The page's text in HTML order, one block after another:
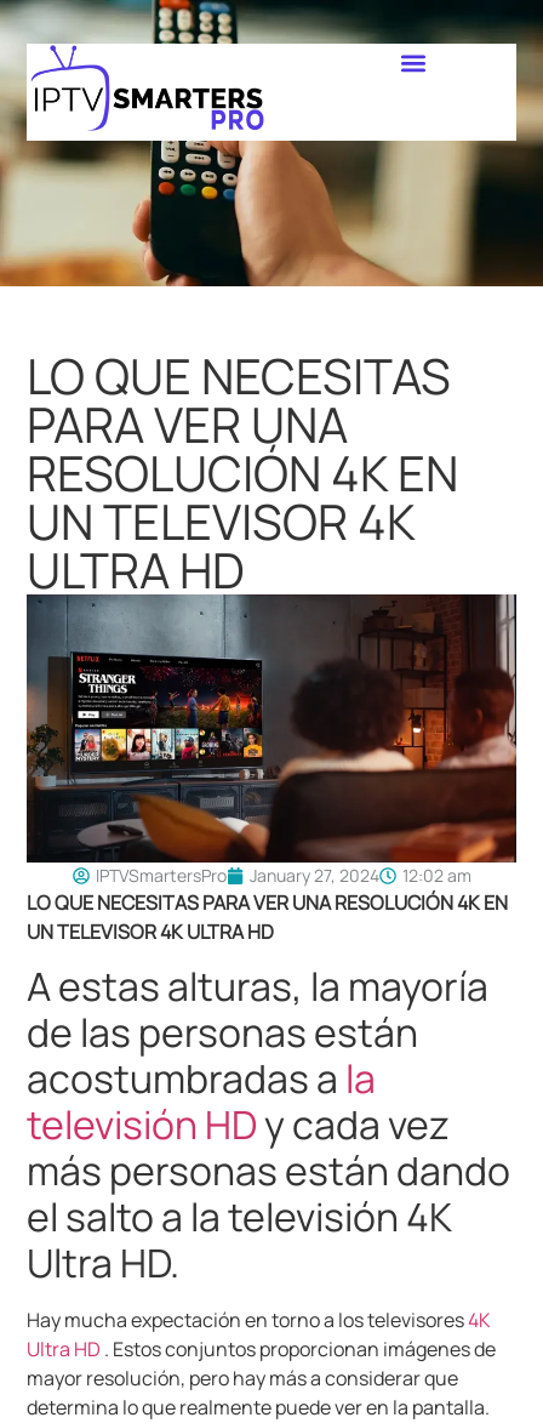
LO QUE NECESITAS
PARA VER UNA
RESOLUCIÓN 4K EN
UN TELEVISOR 4K
ULTRA HD
IPTVSmartersPro January 27, 2024 12:02 am
LO QUE NECESITAS PARA VER UNA RESOLUCIÓN 4K EN
UN TELEVISOR 4K ULTRA HD
A estas alturas, la mayoría
de las personas están
acostumbradas a la
televisión HDy cada vez
más personas están dando
el salto a la televisión 4K
Ultra HD.
Hay mucha expectación en torno a los televisores4K
Ultra HD . Estos conjuntos proporcionan imágenes de
mayor resolución, pero hay más a considerar que
determina lo que realmente puede ver en la pantalla.